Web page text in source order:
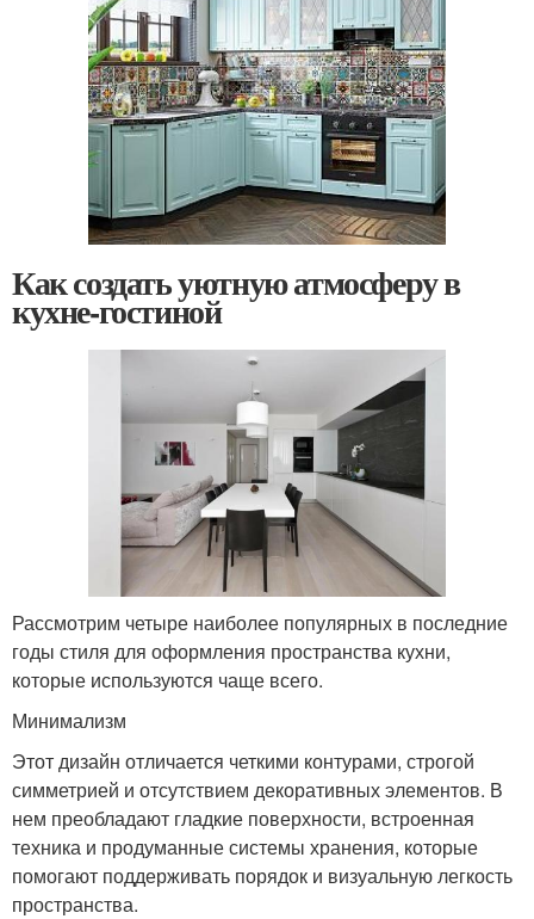
Как создать уютную атмосферу в
кухне-гостиной
Рассмотрим четыре наиболее популярных в последние
годы стиля для оформления пространства кухни,
которые используются чаще всего.
Минимализм
Этот дизайн отличается четкими контурами, строгой
симметрией и отсутствием декоративных элементов. В
нем преобладают гладкие поверхности, встроенная
техника и продуманные системы хранения, которые
помогают поддерживать порядок и визуальную легкость
пространства.